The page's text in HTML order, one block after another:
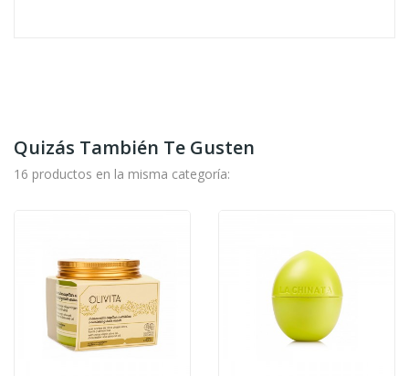
Quizás También Te Gusten
16 productos en la misma categoría: